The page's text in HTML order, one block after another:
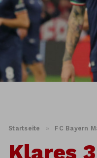
Startseite » FC Bayern
Klares